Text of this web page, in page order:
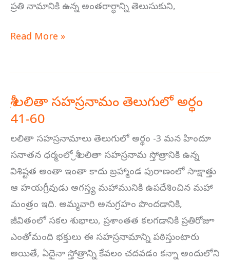
ప్రతి నామానికి ఉన్న అంతరార్థాన్ని తెలుసుకుని,
Read More »
శ్రీ లలితా సహస్రనామం తెలుగులో అర్థం
41-60
లలితా సహస్రనామాలు తెలుగులో అర్థం -3 మన హిందూ
సనాతన ధర్మంలో శ్రీ లలితా సహస్రనామ స్తోత్రానికి ఉన్న
విశిష్టత అంతా ఇంతా కాదు బ్రహ్మాండ పురాణంలో సాక్షాత్తు
ఆ హయగ్రీవుడు అగస్త్య మహామునికి ఉపదేశించిన మహా
మంత్రం ఇది. అమ్మవారి అనుగ్రహం పొందడానికి,
జీవితంలో సకల శుభాలు, ప్రశాంతత కలగడానికి ప్రతిరోజూ
ఎంతోమంది భక్తులు ఈ సహస్రనామాన్ని పఠిస్తుంటారు
అయితే, ఏదైనా స్తోత్రాన్ని కేవలం చదవడం కన్నా అందులోని
లలితా
సహస్రనామం
తెలుగులో
అర్థం
41-
60